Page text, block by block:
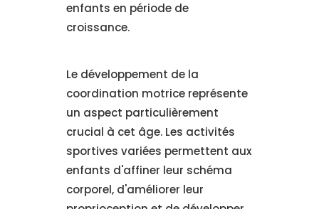
enfants en période de
croissance.
Le développement de la
coordination motrice représente
un aspect particulièrement
crucial à cet âge. Les activités
sportives variées permettent aux
enfants d'affiner leur schéma
corporel, d'améliorer leur